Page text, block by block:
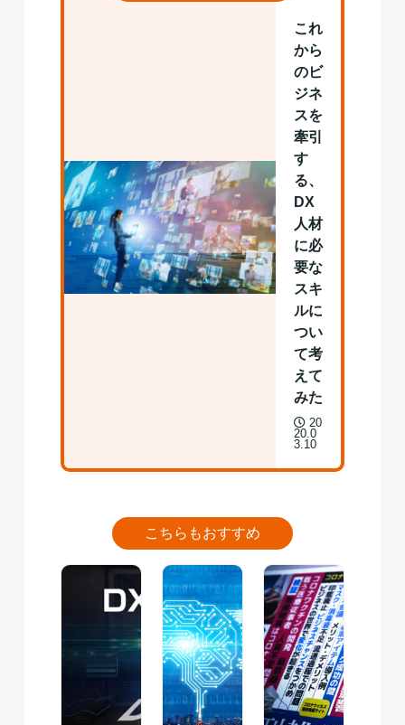
これ
から
のビ
ジネ
スを
牽引
す
る、
DX
人材
に必
要な
スキ
ルに
つい
て考
えて
みた
20
20.0
3.10
こちらもおすすめ